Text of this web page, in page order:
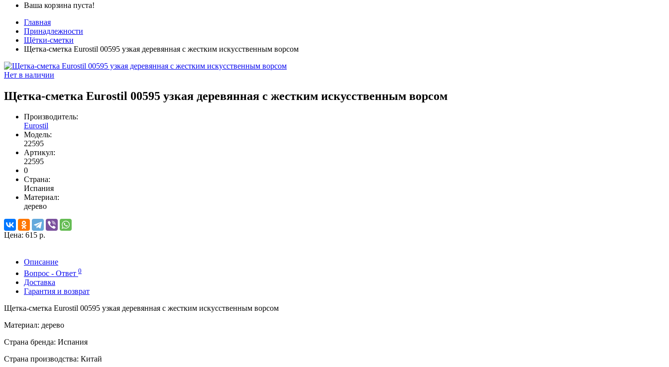
Ваша корзина пуста!
Главная
Принадлежности
Щётки-сметки
Щетка-сметка Eurostil 00595 узкая деревянная с жестким искусственным ворсом
Нет в наличии
Щетка-сметка Eurostil 00595 узкая деревянная с жестким искусственным ворсом
Производитель:
Eurostil
Модель:
22595
Артикул:
22595
0
Страна:
Испания
Материал:
дерево
Цена: 615 р.
Описание
Вопрос - Ответ 0
Доставка
Гарантия и возврат
Щетка-сметка Eurostil 00595 узкая деревянная с жестким искусственным ворсом
Материал: дерево
Страна бренда: Испания
Страна производства: Китай